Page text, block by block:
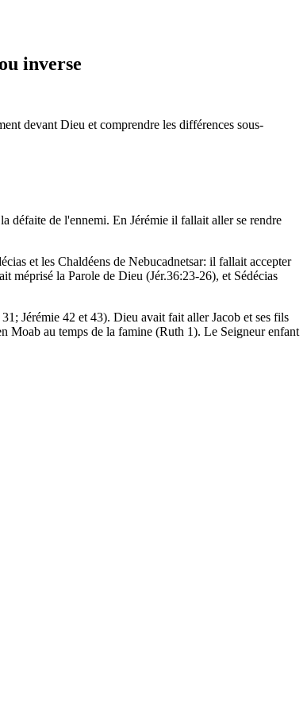
inverse
devant Dieu et comprendre les différences sous-
défaite de l'ennemi. En Jérémie il fallait aller se rendre
et les Chaldéens de Nebucadnetsar: il fallait accepter
méprisé la Parole de Dieu (Jér.36:23-26), et Sédécias
Jérémie 42 et 43). Dieu avait fait aller Jacob et ses fils
Moab au temps de la famine (Ruth 1). Le Seigneur enfant